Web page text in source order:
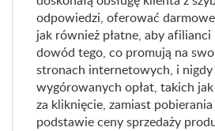
odpowiedzi, oferować
jak również płatne, aby afilianci
dowód tego, co promują na
stronach internetowych, i nigdy
wygórowanych opłat, takich
za kliknięcie, zamiast pobierania
podstawie ceny sprzedaży